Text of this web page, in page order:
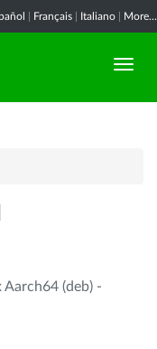
Français Italiano More...
(deb) -